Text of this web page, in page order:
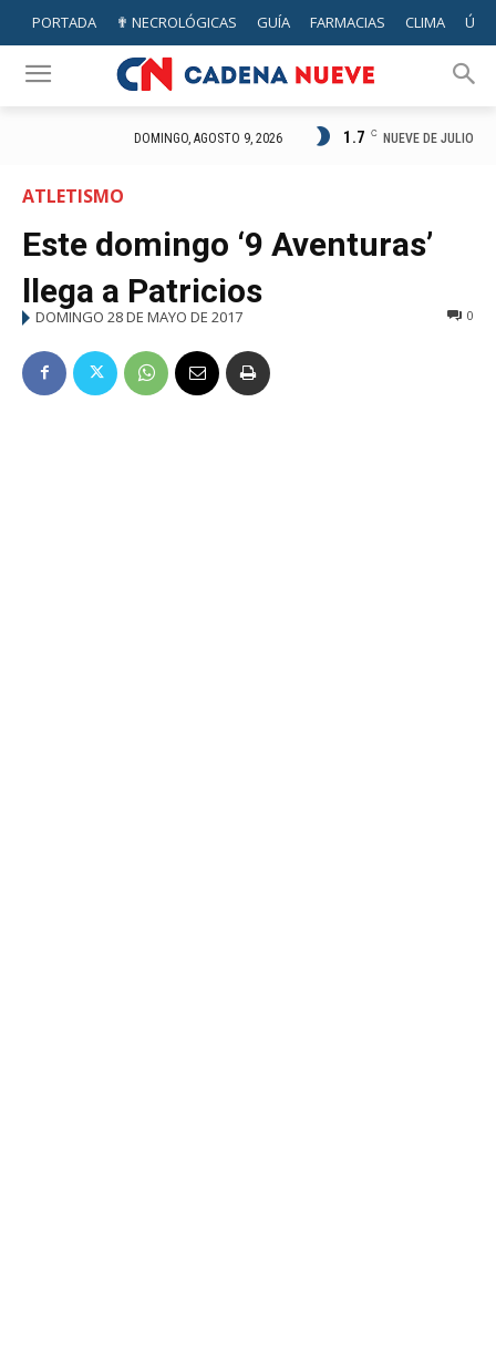
PORTADA ✟ NECROLÓGICAS GUÍA FARMACIAS CLIMA
DOMINGO, AGOSTO 9, 2026 1.7 C NUEVE DE JULIO
ATLETISMO
Este domingo ‘9 Aventuras’
llega a Patricios
DOMINGO 28 DE MAYO DE 2017 0